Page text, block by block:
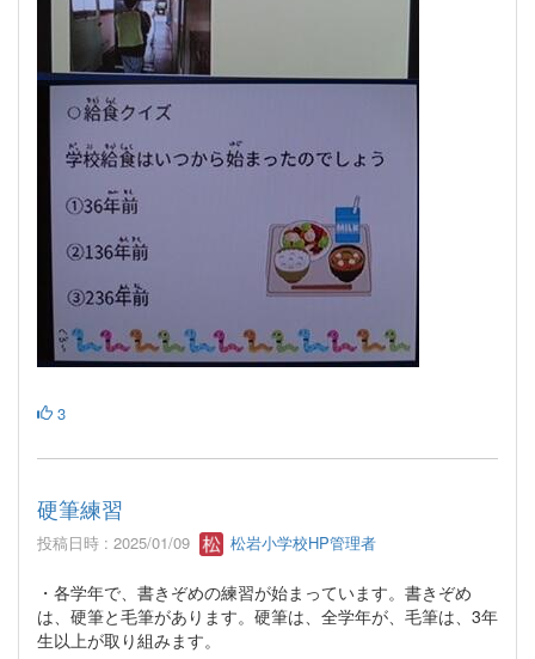
3
硬筆練習
投稿日時 : 2025/01/09 松岩小学校HP管理者
・各学年で、書きぞめの練習が始まっています。書きぞめ
は、硬筆と毛筆があります。硬筆は、全学年が、毛筆は、3年
生以上が取り組みます。